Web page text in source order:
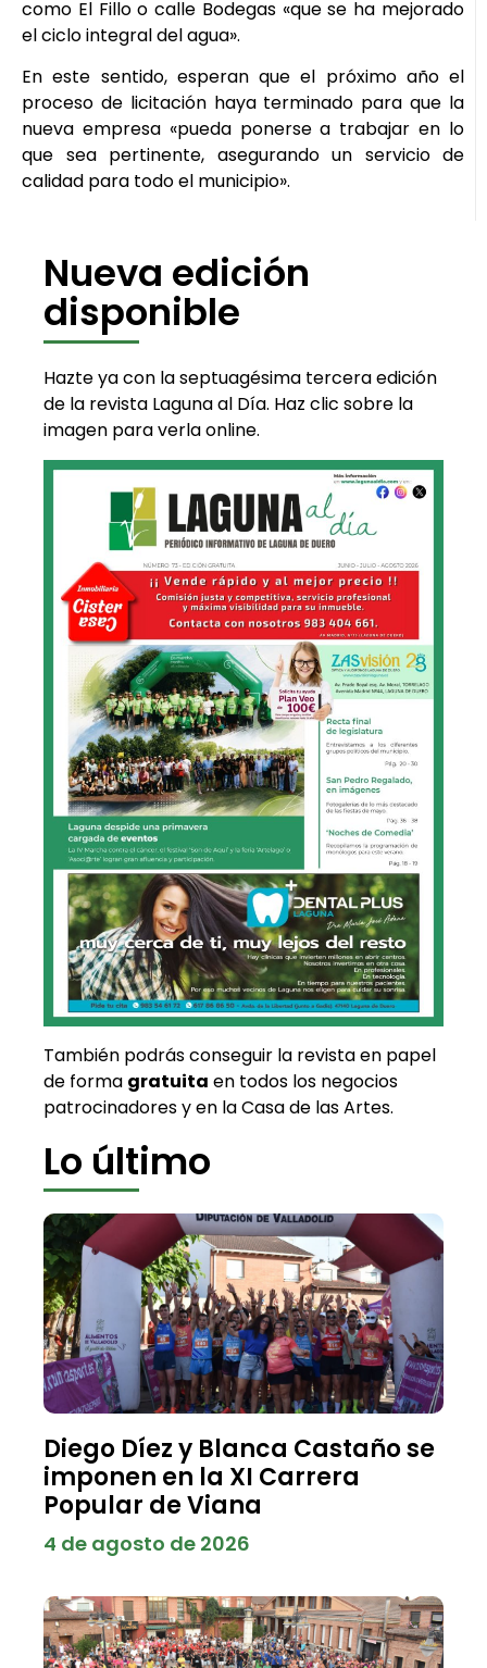
como El Fillo o calle Bodegas «que se ha mejorado
el ciclo integral del agua».
En este sentido, esperan que el próximo año el
proceso de licitación haya terminado para que la
nueva empresa «pueda ponerse a trabajar en lo
que sea pertinente, asegurando un servicio de
calidad para todo el municipio».
Nueva edición
disponible
Hazte ya con la septuagésima tercera edición
de la revista Laguna al Día. Haz clic sobre la
imagen para verla online.
También podrás conseguir la revista en papel
de forma gratuita en todos los negocios
patrocinadores y en la Casa de las Artes.
Lo último
Diego Díez y Blanca Castaño se
imponen en la XI Carrera
Popular de Viana
4 de agosto de 2026